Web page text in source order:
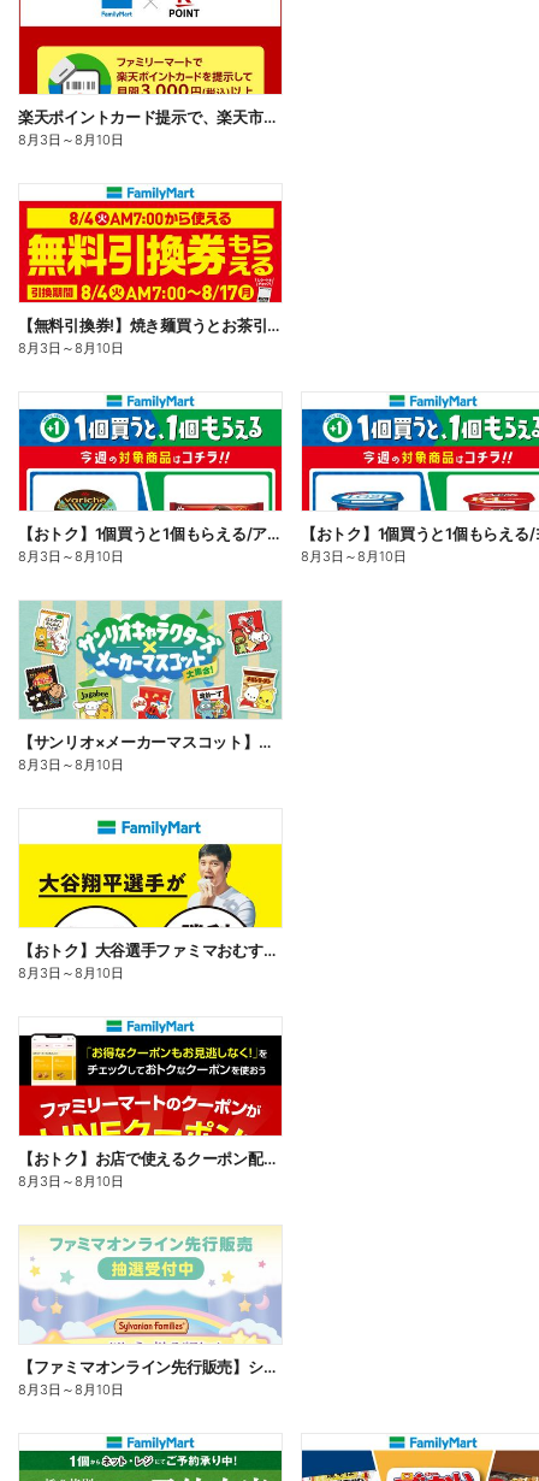
楽天ポイントカード提示で、楽天市場でのお買い物がおトクに!
8月3日 ～8月10日
【無料引換券!】焼き麺買うとお茶引換券貰える!
8月3日 ～8月10日
【おトク】1個買うと1個もらえる/アイス
8月3日 ～8月10日 8月3日 ～8月10日
【サンリオ×メーカーマスコット】オリジナルグッズ貰える!
8月3日 ～8月10日
【おトク】大谷選手ファミマおむすび割
8月3日 ～8月10日
【おトク】お店で使えるクーポン配信中
8月3日 ～8月10日
【ファミマオンライン先行販売】シルバニアファミリー
8月3日 ～8月10日